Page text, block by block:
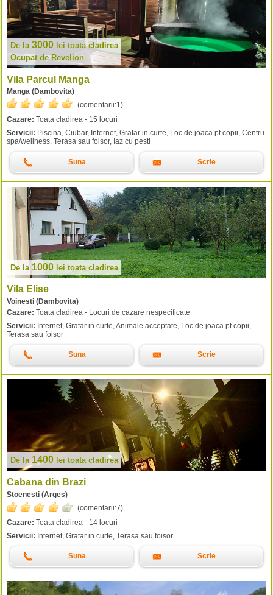
De la 3000 lei toata cladirea
Ocupat de Revelion
Vila Parcul Manga
Manga (Dambovita)
(comentarii:1).
Cazare: Toata cladirea - 15 locuri
Servicii: Piscina, Ciubar, Internet, Gratar in curte, Loc de joaca pt copii, Centru
spa/wellness, Terasa sau foisor, Iaz cu pesti
Suna Scrie
De la 1000 lei toata cladirea
Vila Elise
Voinesti (Dambovita)
Cazare: Toata cladirea - Locuri de cazare nespecificate
Servicii: Internet, Gratar in curte, Animale acceptate, Loc de joaca pt copii,
Terasa sau foisor
Suna Scrie
De la 1400 lei toata cladirea
Cabana din Brazi
Stoenesti (Arges)
(comentarii:7).
Cazare: Toata cladirea - 14 locuri
Servicii: Internet, Gratar in curte, Terasa sau foisor
Suna Scrie